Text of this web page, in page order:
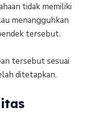
tidak memiliki
menangguhkan
tersebut.
tersebut sesuai
ditetapkan.